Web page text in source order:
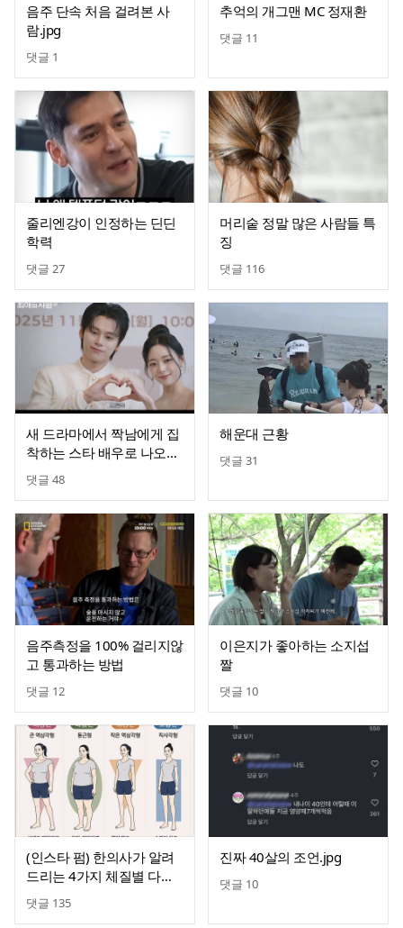
음주 단속 처음 걸려본 사
람.jpg
댓글 1
추억의 개그맨 MC 정재환
댓글 11
줄리엔강이 인정하는 딘딘
학력
댓글 27
머리숱 정말 많은 사람들 특
징
댓글 116
새 드라마에서 짝남에게 집
착하는 스타 배우로 나오는
있지 유나
댓글 48
해운대 근황
댓글 31
음주측정을 100% 걸리지않
고 통과하는 방법
댓글 12
이은지가 좋아하는 소지섭
짤
댓글 10
(인스타 펌) 한의사가 알려
드리는 4가지 체질별 다이
어트
댓글 135
진짜 40살의 조언.jpg
댓글 10